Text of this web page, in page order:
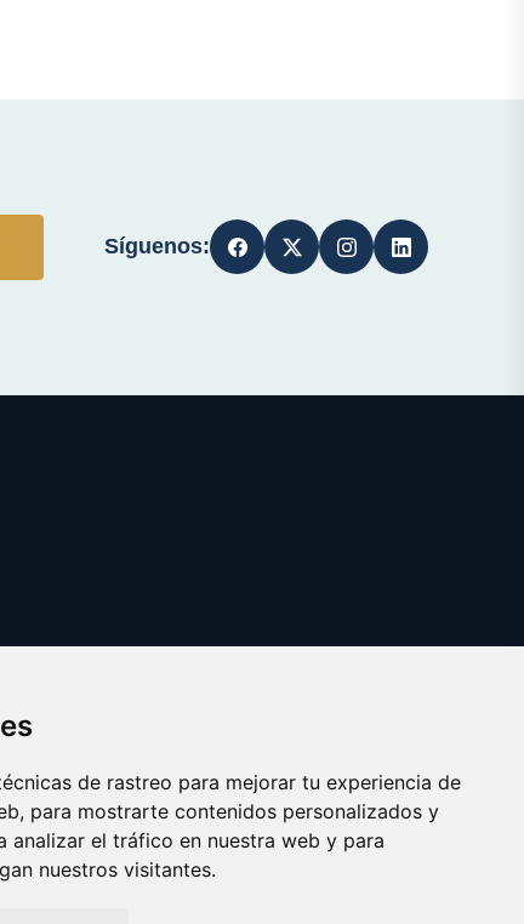
de rastreo para mejorar tu experiencia de
para mostrarte contenidos personalizados y
analizar el tráfico en nuestra web y para
nuestros visitantes.
Síguenos:
Copyright © 2025